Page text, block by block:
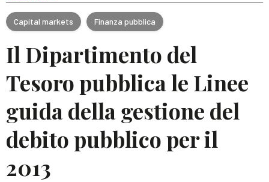
Capital markets Finanza pubblica
Il Dipartimento del
Tesoro pubblica le Linee
guida della gestione del
debito pubblico per il
2013